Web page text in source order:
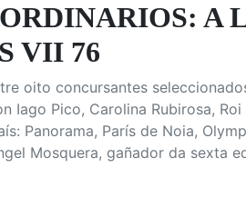
A
VII 76
oito concursantes
Pico, Carolina Rubirosa, Roi
Panorama, París de Noia,
Mosquera, gañador da sexta